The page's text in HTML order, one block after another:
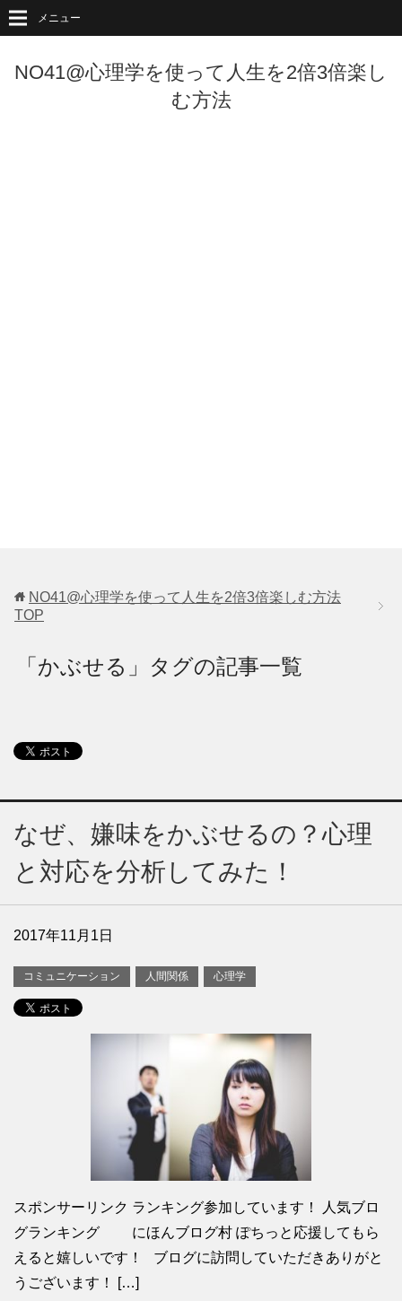
NO41@心理学を使って人生を2倍3倍楽し
む方法
メニュー
NO41@心理学を使って人生を2倍3倍楽しむ方法
TOP
「かぶせる」タグの記事一覧
なぜ、嫌味をかぶせるの？心理
と対応を分析してみた！
2017年11月1日
コミュニケーション 人間関係 心理学
スポンサーリンク ランキング参加しています！ 人気ブロ
グランキング にほんブログ村 ぽちっと応援してもら
えると嬉しいです！ ブログに訪問していただきありがと
うございます！ […]